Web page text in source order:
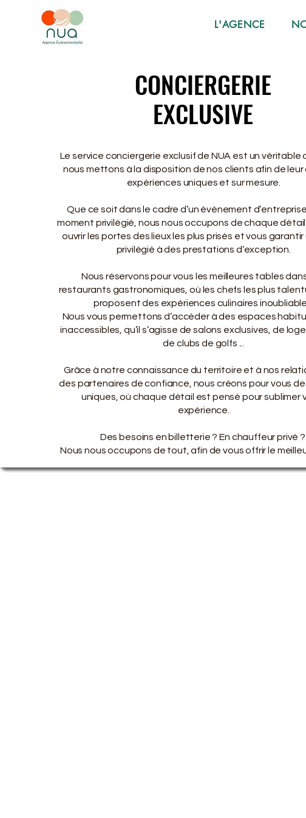
L'AGENCE
CONCIERGERIE
EXCLUSIVE
CONCIERGERIE
EXCLUSIVE
Le service conciergerie exclusif de NUA est un véritable
nous mettons à la disposition de nos clients afin de leur
expériences uniques et sur mesure.
Que ce soit dans le cadre d’un événement d’entreprise
moment privilégié, nous nous occupons de chaque
ouvrir les portes des lieux les plus prisés et vous
privilégié à des prestations d’exception.
Nous réservons pour vous les meilleures tables
restaurants gastronomiques, où les chefs les plus
proposent des expériences culinaires
Nous vous permettons d’accéder à des espaces
inaccessibles, qu’il s’agisse de salons exclusives, de
de clubs de golfs ...
Grâce à notre connaissance du territoire et à nos
des partenaires de confiance, nous créons pour vous
uniques, où chaque détail est pensé pour sublimer
expérience.
Des besoins en billetterie ? En chauffeur privé ?
Nous nous occupons de tout, afin de vous offrir le